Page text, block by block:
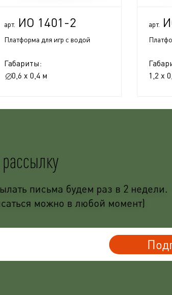
арт. ИО 1401-2
Платформа для игр с водой
Габариты:
0,6 x 0,4 м
арт.
1,2 x
письма будем раз в 2 недели.
можно в любой момент)